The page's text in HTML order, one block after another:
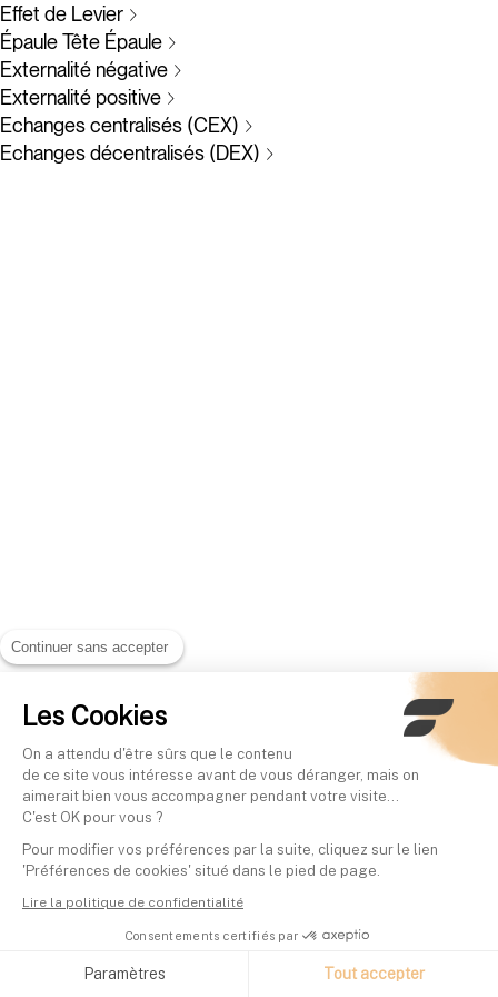
Continuer sans accepter
Les Cookies
On a attendu d'être sûrs que le contenu
de ce site vous intéresse avant de vous déranger, mais on
aimerait bien vous accompagner pendant votre visite...
C'est OK pour vous ?
Pour modifier vos préférences par la suite, cliquez sur le lien
'Préférences de cookies' situé dans le pied de page.
Lire la politique de confidentialité
Consentements certifiés par
Paramètres Tout accepter
Effet de Levier
Épaule Tête Épaule
Externalité négative
Externalité positive
Echanges centralisés (CEX)
Echanges décentralisés (DEX)